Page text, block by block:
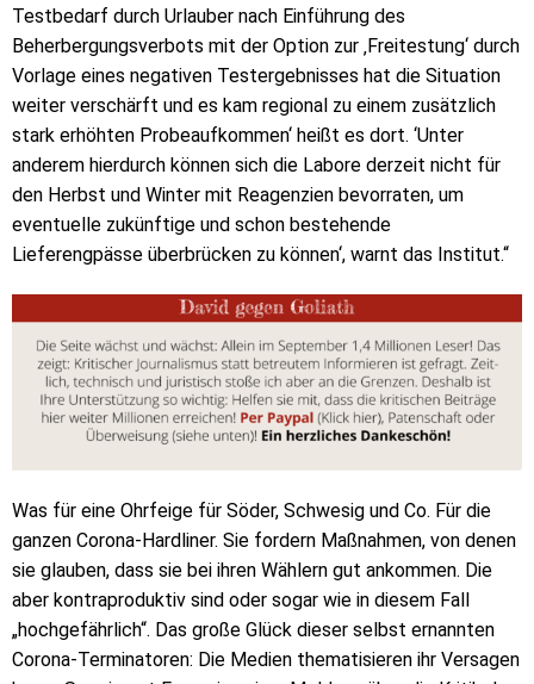
Testbedarf durch Urlauber nach Einführung des
Beherbergungsverbots mit der Option zur ‚Freitestung‘ durch
Vorlage eines negativen Testergebnisses hat die Situation
weiter verschärft und es kam regional zu einem zusätzlich
stark erhöhten Probeaufkommen‘ heißt es dort. ‘Unter
anderem hierdurch können sich die Labore derzeit nicht für
den Herbst und Winter mit Reagenzien bevorraten, um
eventuelle zukünftige und schon bestehende
Lieferengpässe überbrücken zu können‘, warnt das Institut.“
Was für eine Ohrfeige für Söder, Schwesig und Co. Für die
ganzen Corona-Hardliner. Sie fordern Maßnahmen, von denen
sie glauben, dass sie bei ihren Wählern gut ankommen. Die
aber kontraproduktiv sind oder sogar wie in diesem Fall
„hochgefährlich“. Das große Glück dieser selbst ernannten
Corona-Terminatoren: Die Medien thematisieren ihr Versagen